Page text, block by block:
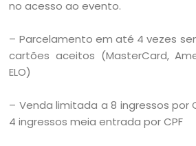
no acesso ao evento.
– Parcelamento em até 4 vezes
cartões aceitos (MasterCard,
ELO)
– Venda limitada a 8 ingressos por
4 ingressos meia entrada por CPF